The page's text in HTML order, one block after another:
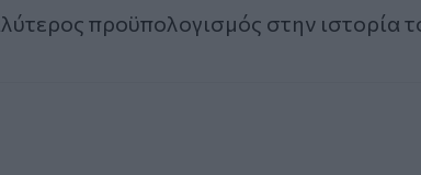
προϋπολογισμός στην ιστορία